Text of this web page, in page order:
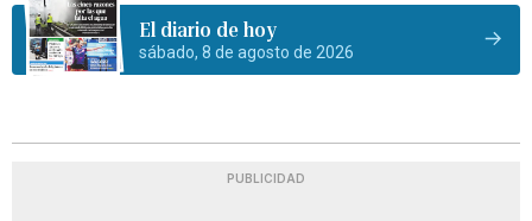
El diario de hoy
sábado, 8 de agosto de 2026
PUBLICIDAD